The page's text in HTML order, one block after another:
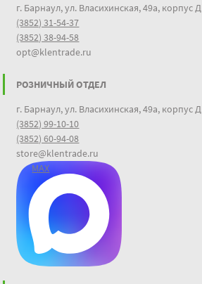
г. Барнаул, ул. Власихинская, 49а, корпус Д
(3852) 31-54-37
(3852) 38-94-58
opt@klentrade.ru
РОЗНИЧНЫЙ ОТДЕЛ
г. Барнаул, ул. Власихинская, 49а, корпус Д
(3852) 99-10-10
(3852) 60-94-08
store@klentrade.ru
MAX